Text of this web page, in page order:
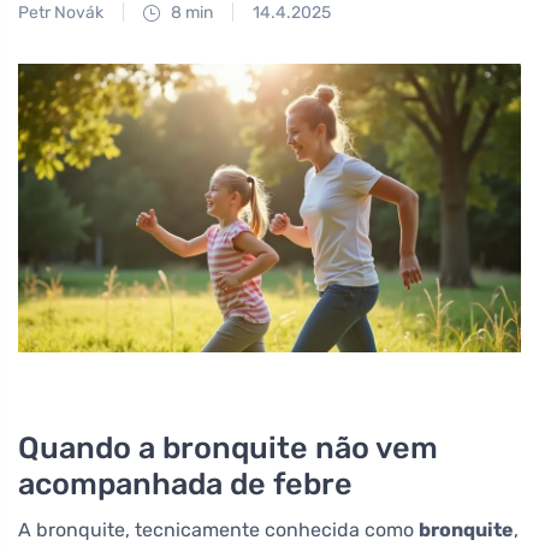
Petr Novák 8 min 14.4.2025
Quando a bronquite não vem
acompanhada de febre
A bronquite, tecnicamente conhecida como bronquite,